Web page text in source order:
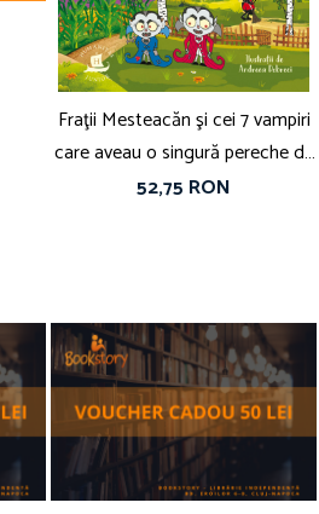
Fraţii Mesteacăn şi cei 7 vampiri
care aveau o singură pereche de
chiloţi
52,75 RON